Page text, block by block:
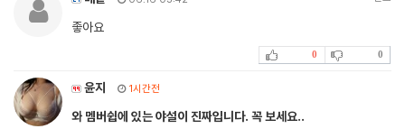
좋아요
0 0
윤지 1시간전
와 멤버쉽에 있는 야설이 진짜입니다. 꼭 보세요..